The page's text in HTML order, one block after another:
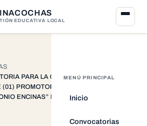
EDUCATIVA LOCAL
MENÚ PRINCIPAL
Inicio
Convocatorias
PARA LA CONTRATACION
PROMOTOR(A) DE BIEN ESTAR PARA
ENCINAS” DE HUANACCMARCA